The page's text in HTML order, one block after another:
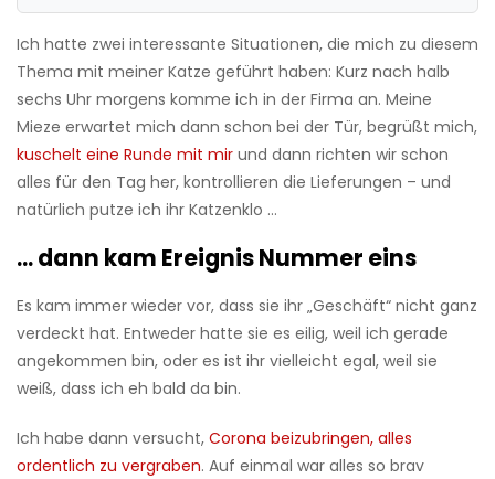
Ich hatte zwei interessante Situationen, die mich zu diesem
Thema mit meiner Katze geführt haben: Kurz nach halb
sechs Uhr morgens komme ich in der Firma an. Meine
Mieze erwartet mich dann schon bei der Tür, begrüßt mich,
kuschelt eine Runde mit mir und dann richten wir schon
alles für den Tag her, kontrollieren die Lieferungen – und
natürlich putze ich ihr Katzenklo …
… dann kam Ereignis Nummer eins
Es kam immer wieder vor, dass sie ihr „Geschäft“ nicht ganz
verdeckt hat. Entweder hatte sie es eilig, weil ich gerade
angekommen bin, oder es ist ihr vielleicht egal, weil sie
weiß, dass ich eh bald da bin.
Ich habe dann versucht, Corona beizubringen, alles
ordentlich zu vergraben. Auf einmal war alles so brav